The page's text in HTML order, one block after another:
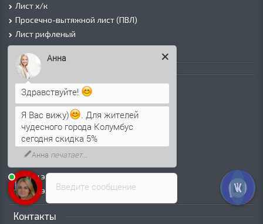
Лист х/к
Просечно-вытяжной лист (ПВЛ)
Лист рифленый
Лист оцинкованный
Трубы
Трубы горячедеформированные
Труба холоднодеформированная
Трубы ВГП (Водогазопроводные)
Трубы ВГП оцинкованные
Трубы электросварные круглые
Трубы электросварные прямоугольные
Трубы электросварные оцинкованные
Контакты
Введите сообщение
Анна
Здравствуйте!
Я Вас вижу)
. Для жителей
чудесного города Колумбус
сегодня скидка 5%
Анна печатает...